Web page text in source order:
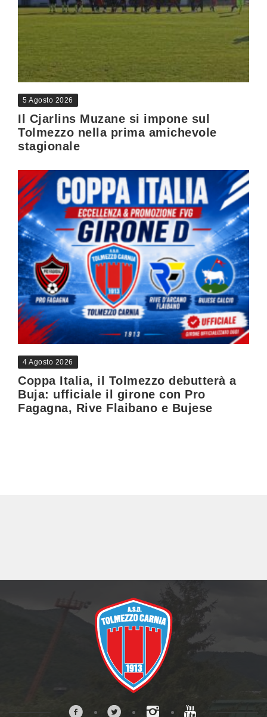
5 Agosto 2026
Il Cjarlins Muzane si impone sul
Tolmezzo nella prima amichevole
stagionale
4 Agosto 2026
Coppa Italia, il Tolmezzo debutterà a
Buja: ufficiale il girone con Pro
Fagagna, Rive Flaibano e Bujese